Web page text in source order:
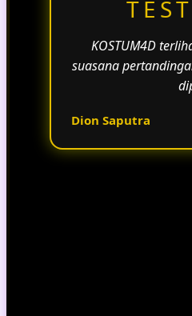
KOSTUM4D
suasana
Dion Saputra